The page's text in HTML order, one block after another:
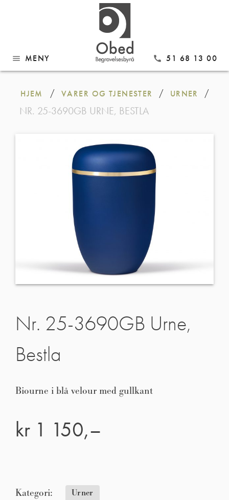
menu MENY call 51 68 13 00
Gå
innhold
HJEM / VARER OG TJENESTER / URNER /
NR. 25-3690GB URNE, BESTLA
Nr. 25-3690GB Urne,
Bestla
Biourne i blå velour med gullkant
kr 1 150,–
Kategori: Urner